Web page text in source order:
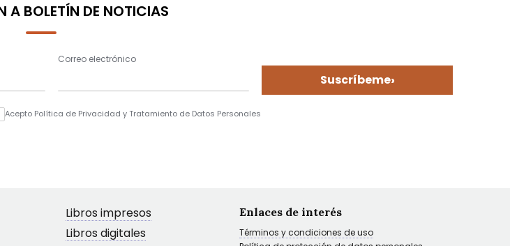
A BOLETÍN DE NOTICIAS
Correo electrónico
Suscríbeme›
Acepto Política de Privacidad y Tratamiento de Datos Personales
Libros impresos
Libros digitales
Enlaces de interés
Términos y condiciones de uso